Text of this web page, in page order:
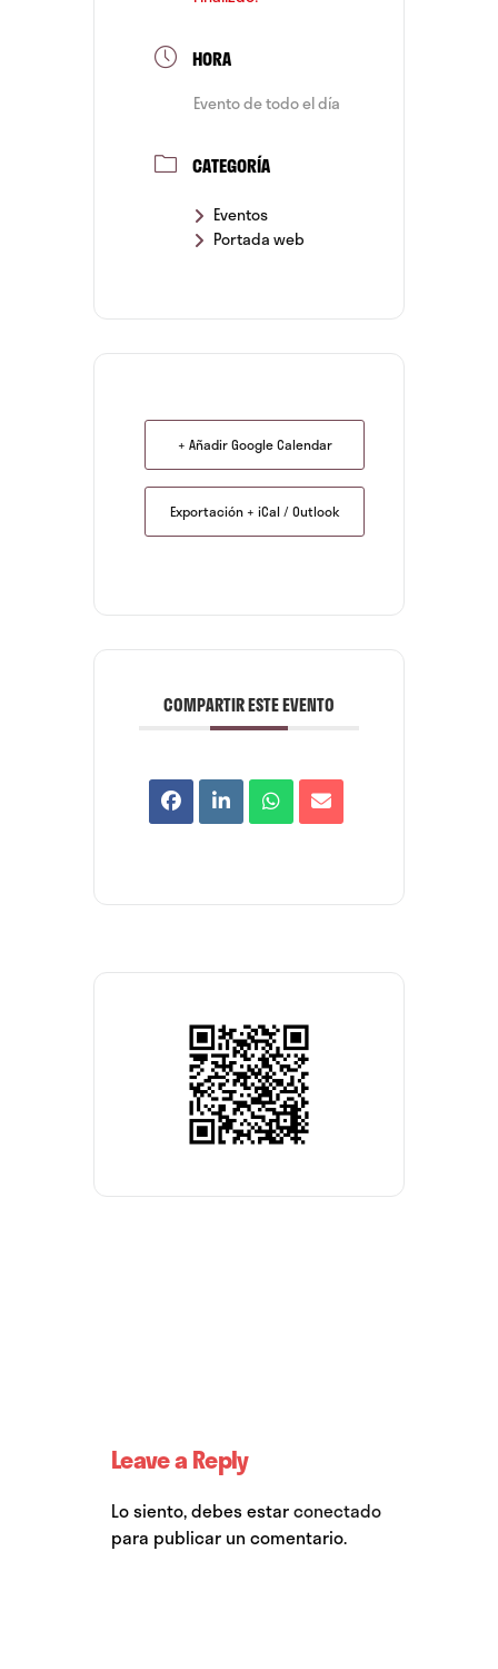
HORA
Evento de todo el día
CATEGORÍA
Eventos
Portada web
+ Añadir Google Calendar
Exportación + iCal / Outlook
COMPARTIR ESTE EVENTO
Leave a Reply
Lo siento, debes estarconectado
para publicar un comentario.